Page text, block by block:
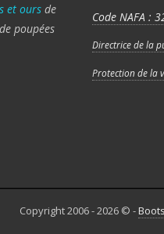
et ours de
poupées
Code NAFA :
Directrice de la
Protection de la
Copyright 2006 - 2026 © -